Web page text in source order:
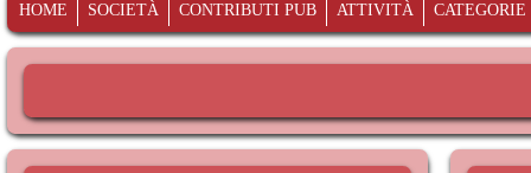
HOME SOCIETÀ CONTRIBUTI PUB ATTIVITÀ CATEGORIE